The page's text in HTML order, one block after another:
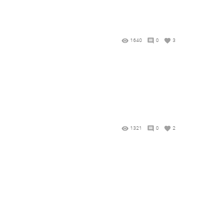
1640 0 3
1321 0 2